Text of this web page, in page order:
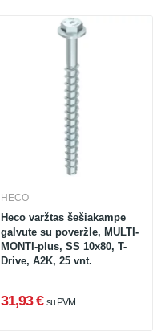
HECO
Heco varžtas šešiakampe
galvute su poveržle, MULTI-
MONTI-plus, SS 10x80, T-
Drive, A2K, 25 vnt.
31,93 € su PVM